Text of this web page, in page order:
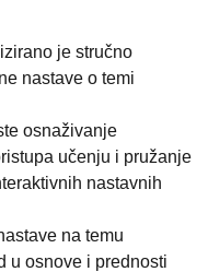
je stručno
nastave o temi
osnaživanje
učenju i pružanje
nastavnih
na temu
u osnove i prednosti